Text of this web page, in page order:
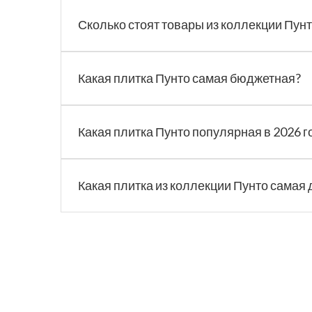
Сколько стоят товары из коллекции
Какая плитка Пунто самая бюджетная?
Какая плитка Пунто популярная в 2026
Какая плитка из коллекции Пунто самая